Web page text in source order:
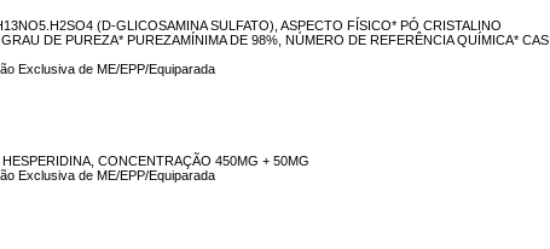
(D-GLICOSAMINA SULFATO), ASPECTO FÍSICO* PÓ CRISTALINO
DE PUREZA* PUREZAMÍNIMA DE 98%, NÚMERO DE REFERÊNCIA QUÍMICA* CAS
Exclusiva de ME/EPP/Equiparada
CONCENTRAÇÃO 450MG + 50MG
Exclusiva de ME/EPP/Equiparada